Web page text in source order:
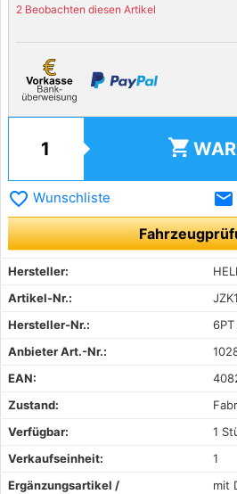
2 Beobachten diesen Artikel
shopping_cart
favorite_border Wunschliste email
Hersteller:
Artikel-Nr.:
Hersteller-Nr.:
Anbieter Art.-Nr.:
EAN:
Zustand:
Verfügbar:
1
Verkaufseinheit:
1
Ergänzungsartikel /
mit